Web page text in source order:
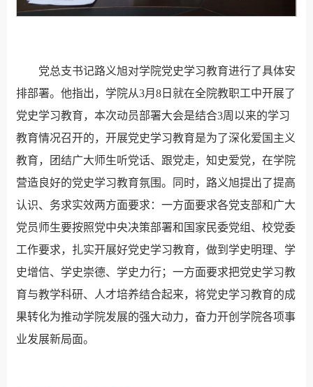
党总支书记路义旭对学院党史学习教育进行了具体安
排部署。他指出，学院从3月8日就在全院教职工中开展了
党史学习教育，本次动员部署大会是结合3周以来的学习
教育情况召开的，开展党史学习教育是为了深化爱国主义
教育，团结广大师生听党话、跟党走，知史爱党，在学院
营造良好的党史学习教育氛围。同时，路义旭提出了提高
认识、务求实效两方面要求：一方面要求各党支部和广大
党员师生要按照党中央决策部署和国家民委党组、校党委
工作要求，扎实开展好党史学习教育，做到学史明理、学
史增信、学史崇德、学史力行；一方面要求把党史学习教
育与教学科研、人才培养结合起来，将党史学习教育的成
果转化为推动学院发展的强大动力，奋力开创学院各项事
业发展新局面。